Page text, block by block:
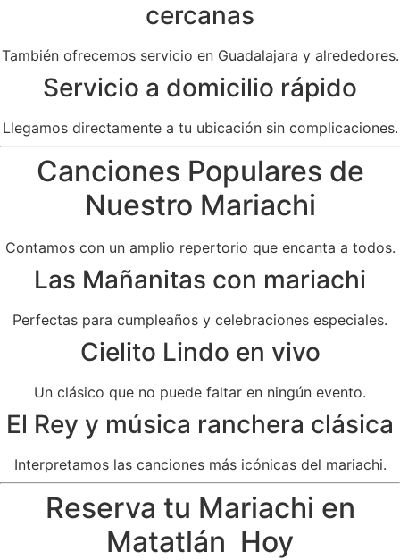
cercanas
También ofrecemos servicio en Guadalajara y alrededores.
Servicio a domicilio rápido
Llegamos directamente a tu ubicación sin complicaciones.
Canciones Populares de
Nuestro Mariachi
Contamos con un amplio repertorio que encanta a todos.
Las Mañanitas con mariachi
Perfectas para cumpleaños y celebraciones especiales.
Cielito Lindo en vivo
Un clásico que no puede faltar en ningún evento.
El Rey y música ranchera clásica
Interpretamos las canciones más icónicas del mariachi.
Reserva tu Mariachi en
Matatlán Hoy